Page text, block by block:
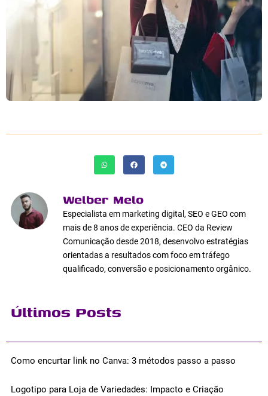
Welber Melo
Especialista em marketing digital, SEO e GEO com
mais de 8 anos de experiência. CEO da Review
Comunicação desde 2018, desenvolvo estratégias
orientadas a resultados com foco em tráfego
qualificado, conversão e posicionamento orgânico.
Últimos Posts
Como encurtar link no Canva: 3 métodos passo a passo
Logotipo para Loja de Variedades: Impacto e Criação